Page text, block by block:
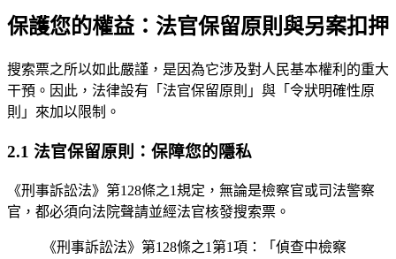
保護您的權益：法官保留原則與另案扣押
搜索票之所以如此嚴謹，是因為它涉及對人民基本權利的重大
干預。因此，法律設有「法官保留原則」與「令狀明確性原
則」來加以限制。
2.1 法官保留原則：保障您的隱私
《刑事訴訟法》第128條之1規定，無論是檢察官或司法警察
官，都必須向法院聲請並經法官核發搜索票。
《刑事訴訟法》第128條之1第1項：「偵查中檢察